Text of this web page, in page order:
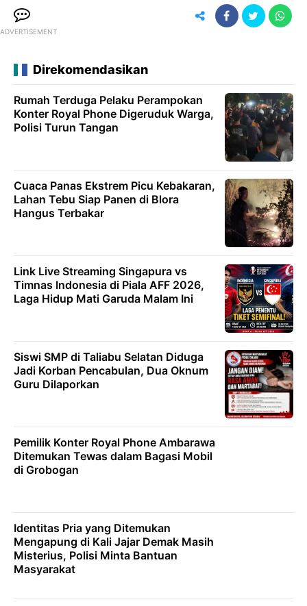
ADVERTISEMENT
Direkomendasikan
Rumah Terduga Pelaku Perampokan
Konter Royal Phone Digeruduk Warga,
Polisi Turun Tangan
Cuaca Panas Ekstrem Picu Kebakaran,
Lahan Tebu Siap Panen di Blora
Hangus Terbakar
Link Live Streaming Singapura vs
Timnas Indonesia di Piala AFF 2026,
Laga Hidup Mati Garuda Malam Ini
Siswi SMP di Taliabu Selatan Diduga
Jadi Korban Pencabulan, Dua Oknum
Guru Dilaporkan
Pemilik Konter Royal Phone Ambarawa
Ditemukan Tewas dalam Bagasi Mobil
di Grobogan
Identitas Pria yang Ditemukan
Mengapung di Kali Jajar Demak Masih
Misterius, Polisi Minta Bantuan
Masyarakat